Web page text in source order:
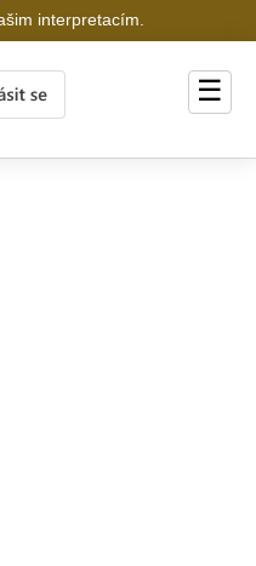
interpretacím.
☰